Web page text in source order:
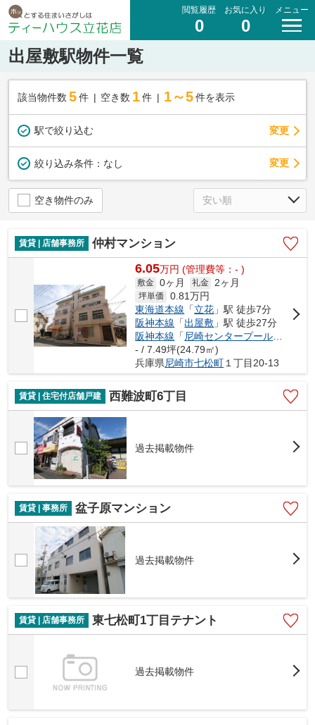
閲覧履歴
0
お気に入り
0
メニュー
出屋敷駅物件一覧
該当物件数 5件 空き数 1 件 1～5 件を表示
駅で絞り込む 変更
絞り込み条件： なし 変更
空き物件のみ
賃貸 | 店舗事務所 仲村マンション
6.05万円 (管理費等：- )
敷金 0ヶ月 礼金 2ヶ月
坪単価 0.81万円
東海道本線 「立花 」駅 徒歩7分
阪神本線 「出屋敷 」駅 徒歩27分
阪神本線 「尼崎センタープール前
- / 7.49坪(24.79㎡)
兵庫県尼崎市七松町１丁目20-13
賃貸 | 住宅付店舗戸建 西難波町6丁目
過去掲載物件
賃貸 | 事務所 盆子原マンション
過去掲載物件
賃貸 | 店舗事務所 東七松町1丁目テナント
過去掲載物件